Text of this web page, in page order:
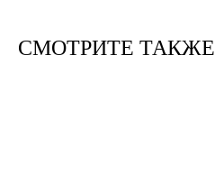
СМОТРИТЕ ТАКЖЕ